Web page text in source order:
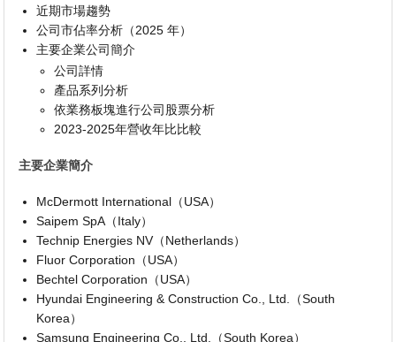
近期市場趨勢
公司市佔率分析（2025 年）
主要企業公司簡介
公司詳情
產品系列分析
依業務板塊進行公司股票分析
2023-2025年營收年比比較
主要企業簡介
McDermott International（USA）
Saipem SpA（Italy）
Technip Energies NV（Netherlands）
Fluor Corporation（USA）
Bechtel Corporation（USA）
Hyundai Engineering & Construction Co., Ltd.（South
Korea）
Samsung Engineering Co., Ltd.（South Korea）